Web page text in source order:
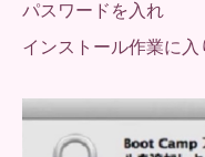
パスワードを入れ
インストール作業に入